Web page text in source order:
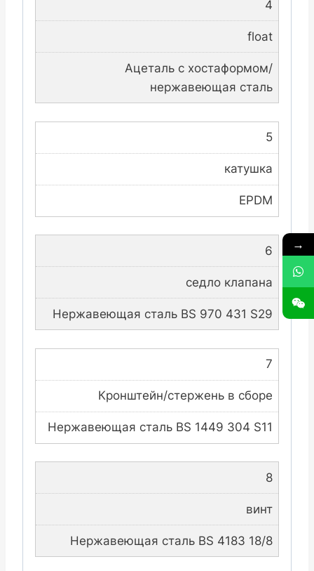
4
float
Ацеталь с хостаформом/
нержавеющая сталь
5
катушка
EPDM
6
седло клапана
Нержавеющая сталь BS 970 431 S29
7
Кронштейн/стержень в сборе
Нержавеющая сталь BS 1449 304 S11
8
винт
Нержавеющая сталь BS 4183 18/8
→